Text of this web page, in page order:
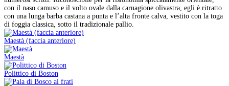
con il naso camuso e il volto ovale dalla carnagione olivastra, egli è ritratto
con una lunga barba castana a punta e l’alta fronte calva, vestito con la toga
di foggia classica, sotto il tradizionale pallio.
Maestà (faccia anteriore)
Maestà
Polittico di Boston